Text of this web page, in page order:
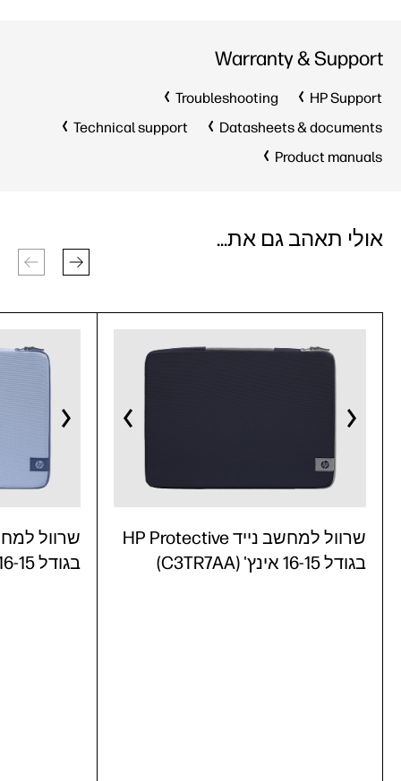
Warranty & Support
HP Support
Troubleshooting
Datasheets & documents
Technical support
Product manuals
אולי תאהב גם את...
בגודל 16-15 אינץ' (C3TR6AA)
שרוול למחשב נייד HP Protective
בגודל 16-15 אינץ' (C3TR7AA)